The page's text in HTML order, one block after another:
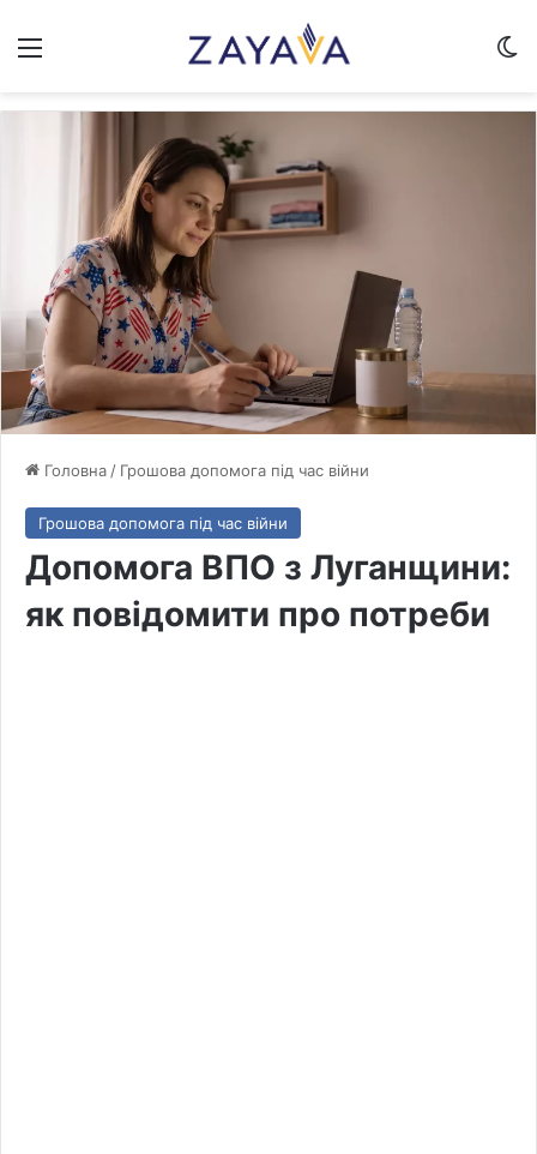
Меню
Головна / Грошова допомога під час війни
Грошова допомога під час війни
Допомога ВПО з Луганщини:
як повідомити про потреби